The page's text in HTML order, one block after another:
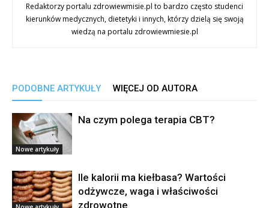
Redaktorzy portalu zdrowiewmisie.pl to bardzo często studenci
kierunków medycznych, dietetyki i innych, którzy dzielą się swoją
wiedzą na portalu zdrowiewmiesie.pl
PODOBNE ARTYKUŁY WIĘCEJ OD AUTORA
Nowe artykuły
Na czym polega terapia CBT?
Ile kalorii ma kiełbasa? Wartości
odżywcze, waga i właściwości
zdrowotne